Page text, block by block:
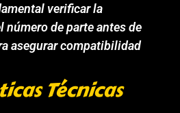
verificar la
número de parte antes de
asegurar compatibilidad
Técnicas